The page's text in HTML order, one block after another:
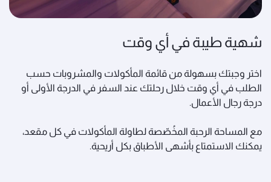
شهية طيبة في أي وقت
اختر وجبتك بسهولة من قائمة المأكولات والمشروبات حسب
الطلب في أي وقت خلال رحلتك عند السفر في الدرجة الأولى أو
درجة رجال الأعمال.
مع المساحة الرحبة المخُصّصة لطاولة المأكولات في كل مقعد،
يمكنك الاستمتاع بأشهى الأطباق بكل أريحية.